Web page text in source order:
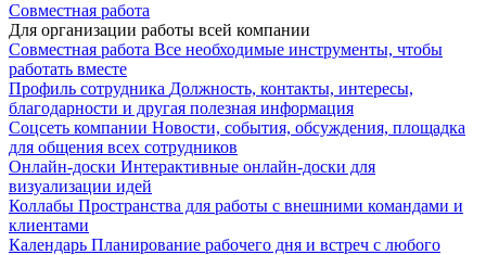
Совместная работа
Для организации работы всей компании
Совместная работа Все необходимые инструменты, чтобы
работать вместе
Профиль сотрудника Должность, контакты, интересы,
благодарности и другая полезная информация
Соцсеть компании Новости, события, обсуждения, площадка
для общения всех сотрудников
Онлайн-доски Интерактивные онлайн-доски для
визуализации идей
Коллабы Пространства для работы с внешними командами и
клиентами
Календарь Планирование рабочего дня и встреч с любого